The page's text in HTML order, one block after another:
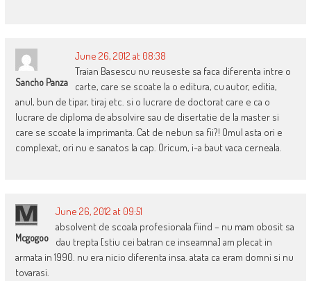
Sancho Panza
June 26, 2012 at 08:38
Traian Basescu nu reuseste sa faca diferenta intre o
carte, care se scoate la o editura, cu autor, editia,
anul, bun de tipar, tiraj etc. si o lucrare de doctorat care e ca o
lucrare de diploma de absolvire sau de disertatie de la master si
care se scoate la imprimanta. Cat de nebun sa fii?! Omul asta ori e
complexat, ori nu e sanatos la cap. Oricum, i-a baut vaca cerneala.
Mcgogoo
June 26, 2012 at 09:51
absolvent de scoala profesionala fiind – nu mam obosit sa
dau trepta [stiu cei batran ce inseamna] am plecat in
armata in 1990. nu era nicio diferenta insa. atata ca eram domni si nu
tovarasi.